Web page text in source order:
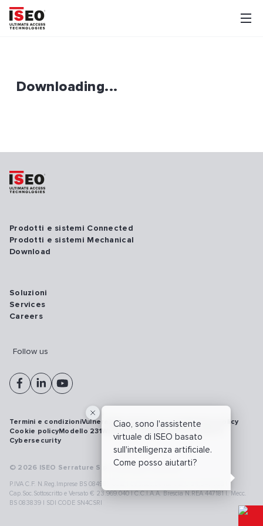
Downloading...
Ciao, sono l'assistente
virtuale di ISEO basato
sull'intelligenza artificiale.
Come posso aiutarti?
Prodotti e sistemi Connected
Prodotti e sistemi Mechanical
Download
Soluzioni
Services
Careers
Follow us
© 2026 ISEO Serrature S.p.A. All right reserved
P.IVA C.F. N.Reg.Imprese BS 08499190018 | Cap.Soc.Deliberato € 24.340.965 |
Cap.Soc.Sottoscritto e Versato € 23.969.040 | C.C.I.A.A. Brescia N.REA 447181 |. Mecc.
BS 083839 | SDI CODE SN4CSRI
Termini e condizioniVulnerability disclosure policyPrivacy policy
Cookie policyModello 231WhistleblowingRichiamo prodotti
Cybersecurity